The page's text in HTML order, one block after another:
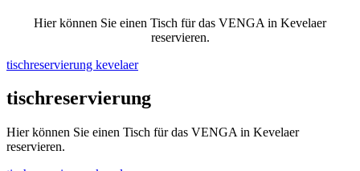
Hier können Sie einen Tisch für das VENGA in Kevelaer
reservieren.
tischreservierung kevelaer
tischreservierung
Hier können Sie einen Tisch für das VENGA in Kevelaer
reservieren.